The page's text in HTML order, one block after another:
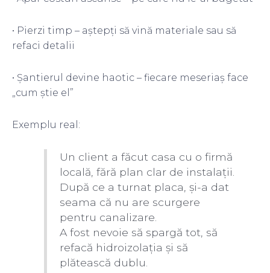
• Pierzi timp – aștepți să vină materiale sau să
refaci detalii
• Șantierul devine haotic – fiecare meseriaș face
„cum știe el”
Exemplu real:
Un client a făcut casa cu o firmă
locală, fără plan clar de instalații.
După ce a turnat placa, și-a dat
seama că nu are scurgere
pentru canalizare.
A fost nevoie să spargă tot, să
refacă hidroizolația și să
plătească dublu.